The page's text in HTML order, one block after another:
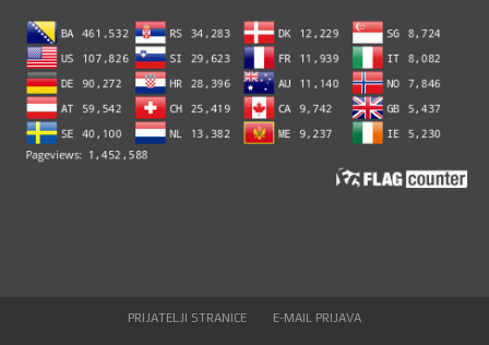
PRIJATELJI STRANICE E-MAIL PRIJAVA